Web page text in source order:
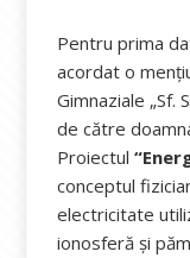
Pentru prima
acordat o
Gimnaziale „Sf.
de către
Proiectul
conceptul
electricitate
ionosferă și